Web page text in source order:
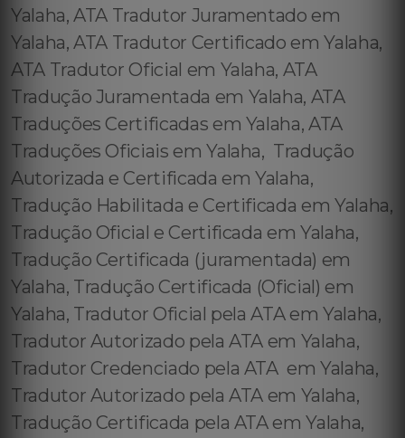
Yalaha, ATA Tradutor Juramentado em
Yalaha, ATA Tradutor Certificado em Yalaha,
ATA Tradutor Oficial em Yalaha, ATA
Tradução Juramentada em Yalaha, ATA
Traduções Certificadas em Yalaha, ATA
Traduções Oficiais em Yalaha, Tradução
Autorizada e Certificada em Yalaha,
Tradução Habilitada e Certificada em Yalaha,
Tradução Oficial e Certificada em Yalaha,
Tradução Certificada (juramentada) em
Yalaha, Tradução Certificada (Oficial) em
Yalaha, Tradutor Oficial pela ATA em Yalaha,
Tradutor Autorizado pela ATA em Yalaha,
Tradutor Credenciado pela ATA em Yalaha,
Tradutor Autorizado pela ATA em Yalaha,
Tradução Certificada pela ATA em Yalaha,